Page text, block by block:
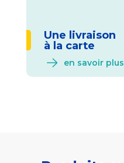
Une livraison
à la carte
en savoir plus